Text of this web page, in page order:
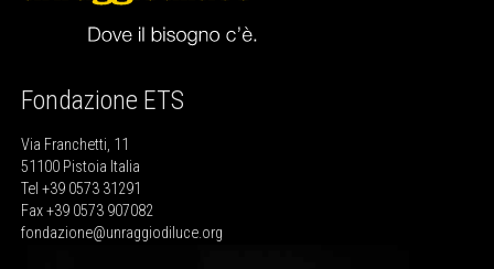
Fondazione ETS
Via Franchetti, 11
51100 Pistoia Italia
Tel +39 0573 31291
Fax +39 0573 907082
fondazione@unraggiodiluce.org